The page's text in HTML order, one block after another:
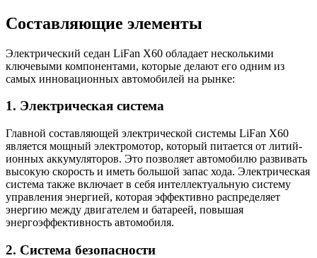
Составляющие элементы
Электрический седан LiFan X60 обладает несколькими
ключевыми компонентами, которые делают его одним из
самых инновационных автомобилей на рынке:
1. Электрическая система
Главной составляющей электрической системы LiFan X60
является мощный электромотор, который питается от литий-
ионных аккумуляторов. Это позволяет автомобилю развивать
высокую скорость и иметь большой запас хода. Электрическая
система также включает в себя интеллектуальную систему
управления энергией, которая эффективно распределяет
энергию между двигателем и батареей, повышая
энергоэффективность автомобиля.
2. Система безопасности